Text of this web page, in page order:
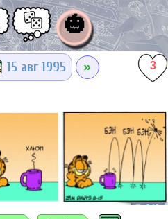
🎃
15 авг 1995 » 3